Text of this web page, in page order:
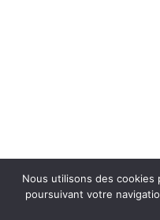
Nous utilisons des
poursuivant votre